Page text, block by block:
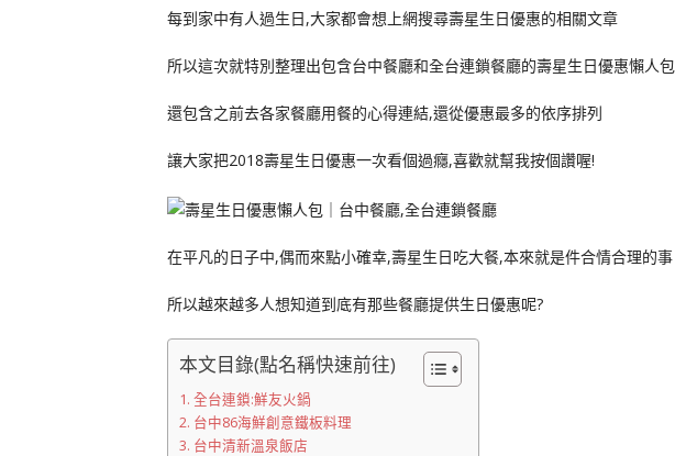
每到家中有人過生日,大家都會想上網搜尋壽星生日優惠的相關文章
所以這次就特別整理出包含台中餐廳和全台連鎖餐廳的壽星生日優惠懶人包
還包含之前去各家餐廳用餐的心得連結,還從優惠最多的依序排列
讓大家把2018壽星生日優惠一次看個過癮,喜歡就幫我按個讚喔!
在平凡的日子中,偶而來點小確幸,壽星生日吃大餐,本來就是件合情合理的事
所以越來越多人想知道到底有那些餐廳提供生日優惠呢?
本文目錄(點名稱快速前往)
全台連鎖:鮮友火鍋
台中86海鮮創意鐵板料理
台中清新溫泉飯店